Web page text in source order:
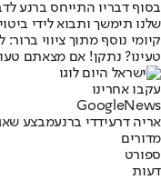
בסוף דבריו התייחס ברנע
שלנו תימשך ותבוא לידי
קיומי נוסף מתוך ציווי ברור:
טעינו? נתקן! אם מצאתם
עקבו אחרינו
Googl eNews
אריה דרעידדי ברנעמבצע
מדורים
ספורט
דעות